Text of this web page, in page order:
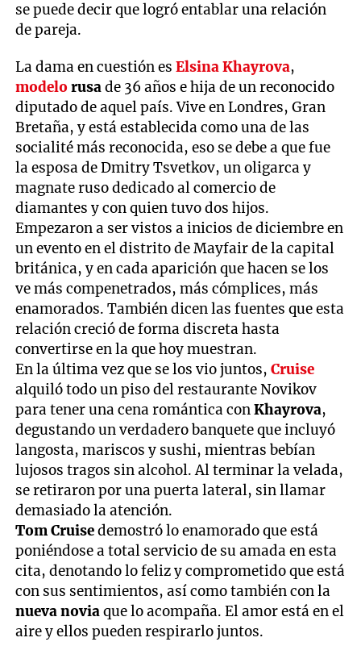
se puede decir que logró entablar una relación
de pareja.
La dama en cuestión esElsina Khayrova,
modelorusade 36 años e hija de un reconocido
diputado de aquel país. Vive en Londres, Gran
Bretaña, y está establecida como una de las
socialité más reconocida, eso se debe a que fue
la esposa de Dmitry Tsvetkov, un oligarca y
magnate ruso dedicado al comercio de
diamantes y con quien tuvo dos hijos.
Empezaron a ser vistos a inicios de diciembre en
un evento en el distrito de Mayfair de la capital
británica, y en cada aparición que hacen se los
ve más compenetrados, más cómplices, más
enamorados. También dicen las fuentes que esta
relación creció de forma discreta hasta
convertirse en la que hoy muestran.
En la última vez que se los vio juntos,Cruise
alquiló todo un piso del restaurante Novikov
para tener una cena romántica conKhayrova,
degustando un verdadero banquete que incluyó
langosta, mariscos y sushi, mientras bebían
lujosos tragos sin alcohol. Al terminar la velada,
se retiraron por una puerta lateral, sin llamar
demasiado la atención.
Tom Cruisedemostró lo enamorado que está
poniéndose a total servicio de su amada en esta
cita, denotando lo feliz y comprometido que está
con sus sentimientos, así como también con la
nueva noviaque lo acompaña. El amor está en el
aire y ellos pueden respirarlo juntos.